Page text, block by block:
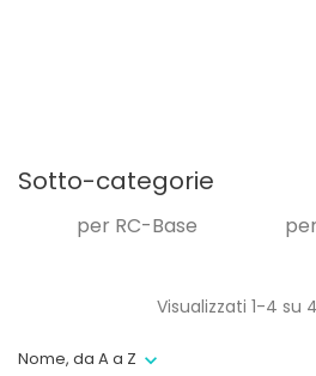
poiché l'aumento dell'osso può di solito
di solito può essere evitato
Sotto-categorie
per RC-Base
Nome, da A a Z
Visualizzati 1-4 su